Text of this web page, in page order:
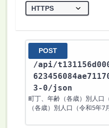
POST
/api/
3-0/json
町丁、年齢（各歳）別人口
（各歳）別人口（令和5年7